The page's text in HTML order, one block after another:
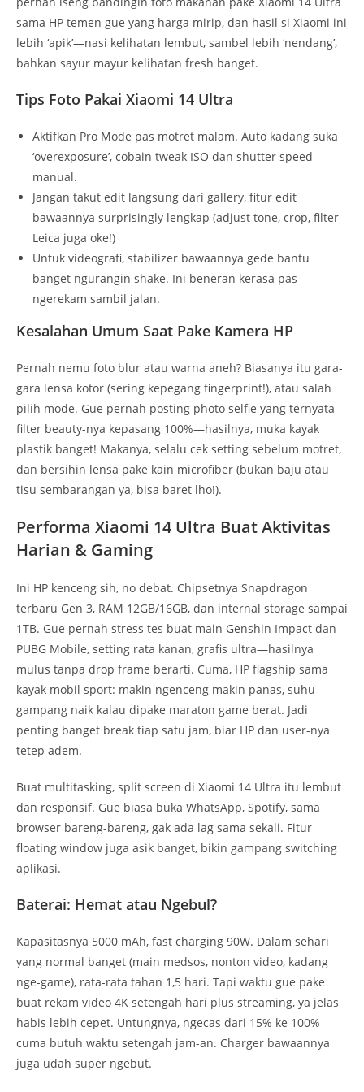
sama HP temen gue yang harga mirip, dan hasil si Xiaomi ini
lebih ‘apik’—nasi kelihatan lembut, sambel lebih ‘nendang’,
bahkan sayur mayur kelihatan fresh banget.
Tips Foto Pakai Xiaomi 14 Ultra
Aktifkan Pro Mode pas motret malam. Auto kadang suka
‘overexposure’, cobain tweak ISO dan shutter speed
manual.
Jangan takut edit langsung dari gallery, fitur edit
bawaannya surprisingly lengkap (adjust tone, crop, filter
Leica juga oke!)
Untuk videografi, stabilizer bawaannya gede bantu
banget ngurangin shake. Ini beneran kerasa pas
ngerekam sambil jalan.
Kesalahan Umum Saat Pake Kamera HP
Pernah nemu foto blur atau warna aneh? Biasanya itu gara-
gara lensa kotor (sering kepegang fingerprint!), atau salah
pilih mode. Gue pernah posting photo selfie yang ternyata
filter beauty-nya kepasang 100%—hasilnya, muka kayak
plastik banget! Makanya, selalu cek setting sebelum motret,
dan bersihin lensa pake kain microfiber (bukan baju atau
tisu sembarangan ya, bisa baret lho!).
Performa Xiaomi 14 Ultra Buat Aktivitas
Harian & Gaming
Ini HP kenceng sih, no debat. Chipsetnya Snapdragon
terbaru Gen 3, RAM 12GB/16GB, dan internal storage sampai
1TB. Gue pernah stress tes buat main Genshin Impact dan
PUBG Mobile, setting rata kanan, grafis ultra—hasilnya
mulus tanpa drop frame berarti. Cuma, HP flagship sama
kayak mobil sport: makin ngenceng makin panas, suhu
gampang naik kalau dipake maraton game berat. Jadi
penting banget break tiap satu jam, biar HP dan user-nya
tetep adem.
Buat multitasking, split screen di Xiaomi 14 Ultra itu lembut
dan responsif. Gue biasa buka WhatsApp, Spotify, sama
browser bareng-bareng, gak ada lag sama sekali. Fitur
floating window juga asik banget, bikin gampang switching
aplikasi.
Baterai: Hemat atau Ngebul?
Kapasitasnya 5000 mAh, fast charging 90W. Dalam sehari
yang normal banget (main medsos, nonton video, kadang
nge-game), rata-rata tahan 1,5 hari. Tapi waktu gue pake
buat rekam video 4K setengah hari plus streaming, ya jelas
habis lebih cepet. Untungnya, ngecas dari 15% ke 100%
cuma butuh waktu setengah jam-an. Charger bawaannya
juga udah super ngebut.